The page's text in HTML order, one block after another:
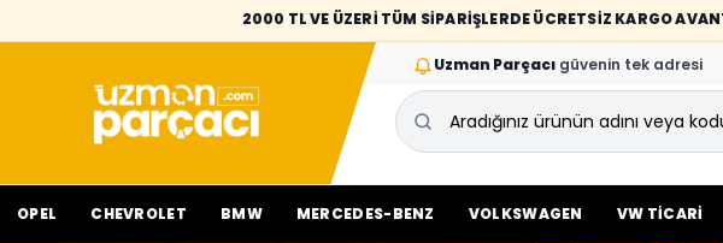
2000 TL VE ÜZERİ TÜM SİPARİŞLERDE ÜCRETSİZ KARGO
Uzman Parçacı güvenin tek adresi
OPEL CHEVROLET BMW MERCEDES-BENZ VOLKSWAGEN VW TİCARİ